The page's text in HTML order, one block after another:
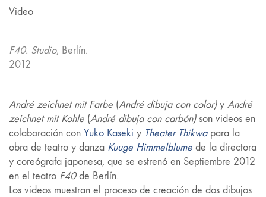
Video
F40. Studio, Berlín.
2012
André zeichnet mit Farbe (André dibuja con color)y André
zeichnet mit Kohle (André dibuja con carbón)son videos en
colaboración con Yuko Kaseki y Theater Thikwapara la
obra de teatro y danza Kuuge Himmelblume de la directora
y coreógrafa japonesa, que se estrenó en Septiembre 2012
en el teatro F40de Berlín.
Los videos muestran el proceso de creación de dos dibujos